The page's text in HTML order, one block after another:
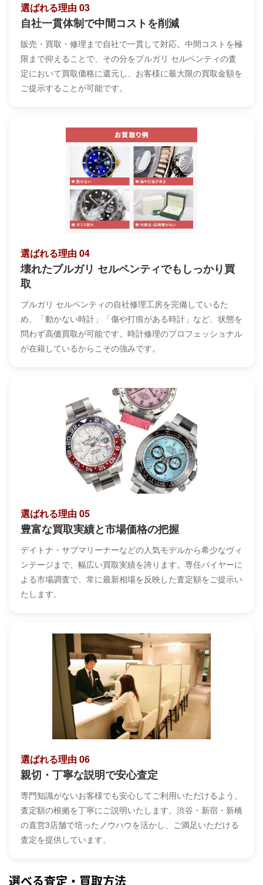
選ばれる理由 03
自社一貫体制で中間コストを削減
販売・買取・修理まで自社で一貫して対応。中間コストを極
限まで抑えることで、その分をブルガリ セルペンティの査
定において買取価格に還元し、お客様に最大限の買取金額を
ご提示することが可能です。
選ばれる理由 04
壊れたブルガリ セルペンティでもしっかり買
取
ブルガリ セルペンティの自社修理工房を完備しているた
め、「動かない時計」「傷や打痕がある時計」など、状態を
問わず高価買取が可能です。時計修理のプロフェッショナル
が在籍しているからこその強みです。
選ばれる理由 05
豊富な買取実績と市場価格の把握
デイトナ・サブマリーナーなどの人気モデルから希少なヴィ
ンテージまで、幅広い買取実績を誇ります。専任バイヤーに
よる市場調査で、常に最新相場を反映した査定額をご提示い
たします。
選ばれる理由 06
親切・丁寧な説明で安心査定
専門知識がないお客様でも安心してご利用いただけるよう、
査定額の根拠を丁寧にご説明いたします。渋谷・新宿・新橋
の直営3店舗で培ったノウハウを活かし、ご満足いただける
査定を提供しています。
選べる査定・買取方法